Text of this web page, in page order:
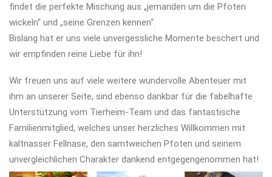
findet die perfekte Mischung aus „jemanden um die Pfoten
wickeln“ und „seine Grenzen kennen“.
Bislang hat er uns viele unvergessliche Momente beschert und
wir empfinden reine Liebe für ihn!
Wir freuen uns auf viele weitere wundervolle Abenteuer mit
ihm an unserer Seite, sind ebenso dankbar für die fabelhafte
Unterstützung vom Tierheim-Team und das fantastische
Familienmitglied, welches unser herzliches Willkommen mit
kaltnasser Fellnase, den samtweichen Pfoten und seinem
unvergleichlichen Charakter dankend entgegengenommen hat!